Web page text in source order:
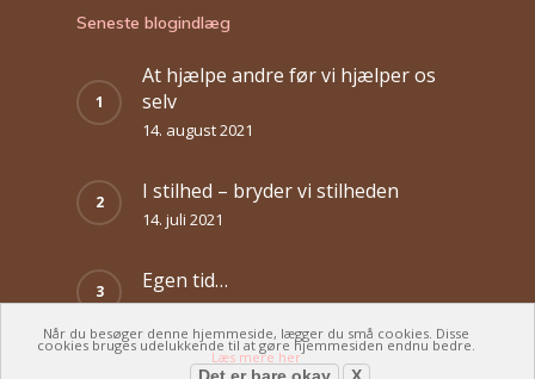
Når du besøger denne hjemmeside, lægger du små cookies. Disse
cookies bruges udelukkende til at gøre hjemmesiden endnu bedre.
Læs mere her
Seneste blogindlæg
At hjælpe andre før vi hjælper os
selv
14. august 2021
I stilhed – bryder vi stilheden
14. juli 2021
Egen tid…
14. juni 2021